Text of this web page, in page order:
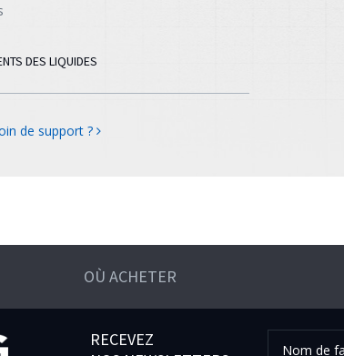
DES LIQUIDES
de support ?
OÙ ACHETER
RECEVEZ